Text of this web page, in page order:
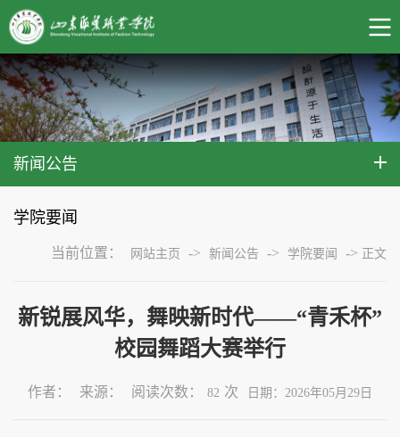
新闻公告
学院要闻
当前位置： 网站主页 -> 新闻公告 -> 学院要闻 -> 正文
新锐展风华，舞映新时代——“青禾杯”
校园舞蹈大赛举行
作者： 来源： 阅读次数： 82 次 日期：2026年05月29日